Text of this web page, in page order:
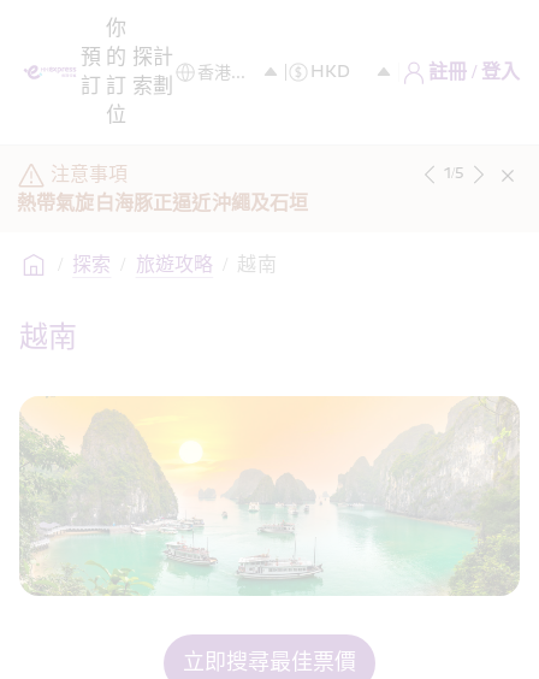
預
訂
你
的
訂
位
探
索
計
劃
註冊 / 登入
注意事項
熱帶氣旋白海豚正逼近沖繩及石垣
1/5
/ 探索 / 旅遊攻略 / 越南
越南
立即搜尋最佳票價